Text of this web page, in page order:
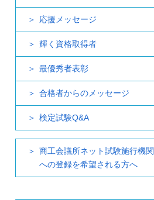
応援メッセージ
輝く資格取得者
最優秀者表彰
合格者からのメッセージ
検定試験Q&A
商工会議所ネット試験施行機関
への登録を希望される方へ